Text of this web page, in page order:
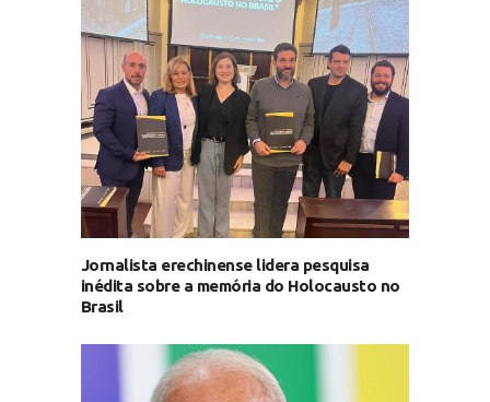
Jornalista erechinense lidera pesquisa
inédita sobre a memória do Holocausto no
Brasil